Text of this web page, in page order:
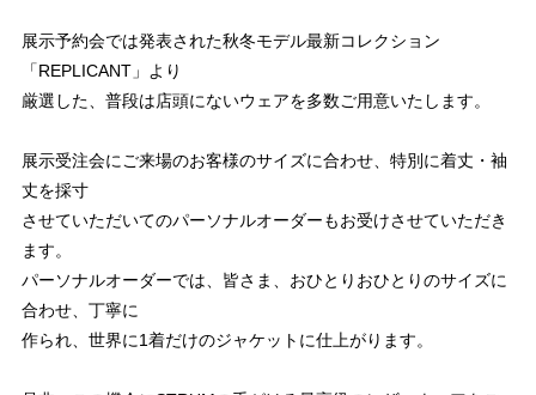
展示予約会では発表された秋冬モデル最新コレクション
「REPLICANT」より
厳選した、普段は店頭にないウェアを多数ご用意いたします。
展示受注会にご来場のお客様のサイズに合わせ、特別に着丈・袖
丈を採寸
させていただいてのパーソナルオーダーもお受けさせていただき
ます。
パーソナルオーダーでは、皆さま、おひとりおひとりのサイズに
合わせ、丁寧に
作られ、世界に1着だけのジャケットに仕上がります。